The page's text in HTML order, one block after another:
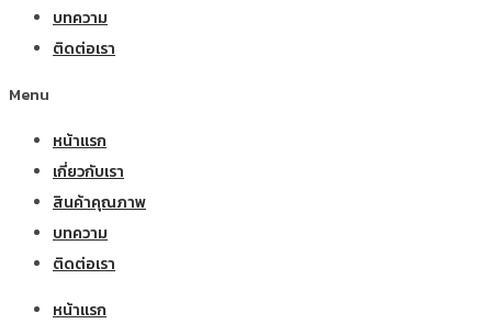
บทความ
ติดต่อเรา
Menu
หน้าแรก
เกี่ยวกับเรา
สินค้าคุณภาพ
บทความ
ติดต่อเรา
หน้าแรก